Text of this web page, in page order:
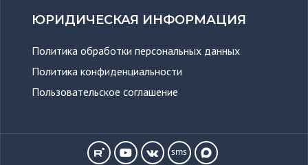
ЮРИДИЧЕСКАЯ ИНФОРМАЦИЯ
Политика обработки персональных данных
Политика конфиденциальности
Пользовательское соглашение
sms